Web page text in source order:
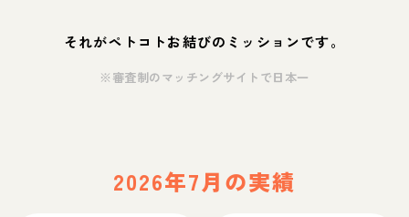
それがペトコトお結びのミッションです。
※審査制のマッチングサイトで日本一
2026年7月の実績